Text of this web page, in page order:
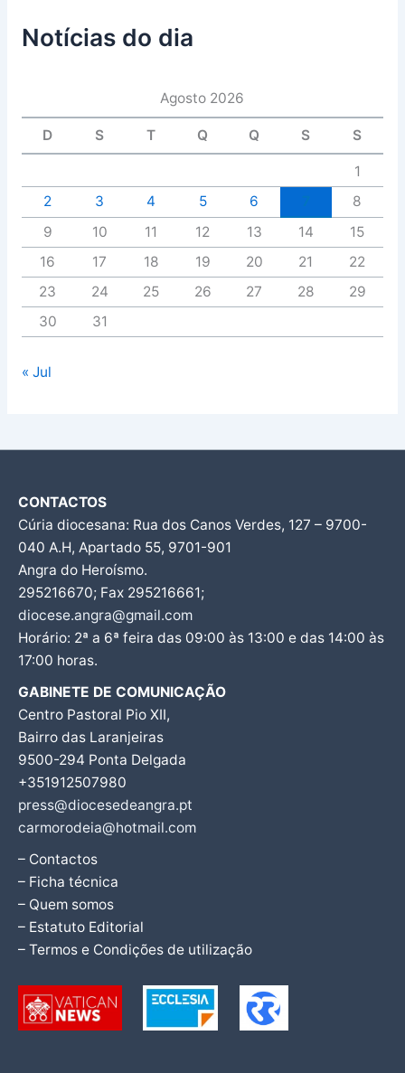
Notícias do dia
Agosto 2026
D S T Q Q S S
1
2
3 4 5 6
8
9
10 11 12 13 14
15
16
17 18 19 20 21
22
23
24 25 26 27 28
29
30
31
« Jul
CONTACTOS
Cúria diocesana: Rua dos Canos Verdes, 127 – 9700-
040 A.H, Apartado 55, 9701-901
Angra do Heroísmo.
295216670; Fax 295216661;
diocese.angra@gmail.com
Horário: 2ª a 6ª feira das 09:00 às 13:00 e das 14:00 às
17:00 horas.
GABINETE DE COMUNICAÇÃO
Centro Pastoral Pio XII,
Bairro das Laranjeiras
9500-294 Ponta Delgada
+351912507980
press@diocesedeangra.pt
carmorodeia@hotmail.com
– Contactos
– Ficha técnica
– Quem somos
– Estatuto Editorial
– Termos e Condições de utilização